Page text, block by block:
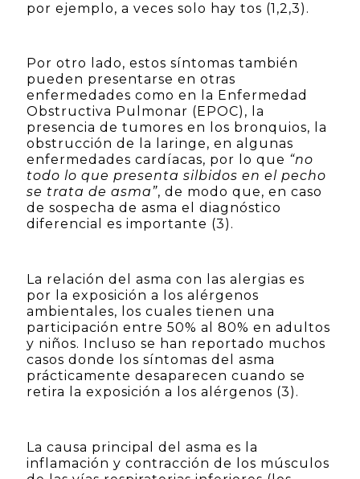
por ejemplo, a veces solo hay tos (1,2,3).
Por otro lado, estos síntomas también
pueden presentarse en otras
enfermedades como en la Enfermedad
Obstructiva Pulmonar (EPOC), la
presencia de tumores en los bronquios, la
obstrucción de la laringe, en algunas
enfermedades cardíacas, por lo que “no
todo lo que presenta silbidos en el pecho
se trata de asma”, de modo que, en caso
de sospecha de asma el diagnóstico
diferencial es importante (3).
La relación del asma con las alergias es
por la exposición a los alérgenos
ambientales, los cuales tienen una
participación entre 50% al 80% en adultos
y niños. Incluso se han reportado muchos
casos donde los síntomas del asma
prácticamente desaparecen cuando se
retira la exposición a los alérgenos (3).
La causa principal del asma es la
inflamación y contracción de los músculos